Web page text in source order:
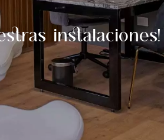
instalaciones!